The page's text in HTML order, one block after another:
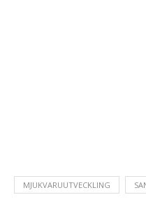
MJUKVARUUTVECKLING